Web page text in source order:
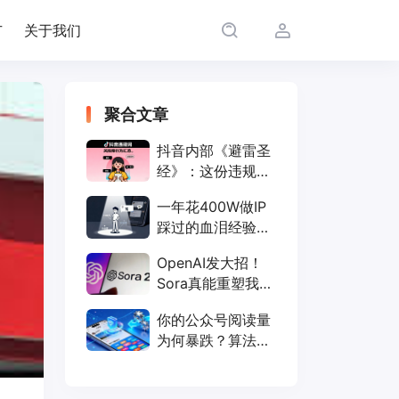
关于我们
聚合文章
抖音内部《避雷圣
经》：这份违规词
离限流封号
一年花400W做IP
踩过的血泪经验，
OpenAI发大招！
Sora真能重塑我们
你的公众号阅读量
为何暴跌？算法新